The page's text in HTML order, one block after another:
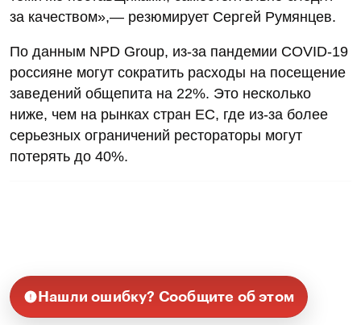
за качеством»,— резюмирует Сергей Румянцев.
По данным NPD Group, из-за пандемии COVID-19
россияне могут сократить расходы на посещение
заведений общепита на 22%. Это несколько
ниже, чем на рынках стран ЕС, где из-за более
серьезных ограничений рестораторы могут
потерять до 40%.
Нашли ошибку? Сообщите об этом